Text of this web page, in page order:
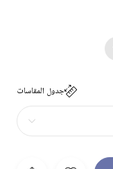
جدول المقاسات